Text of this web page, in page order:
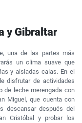
y Gibraltar
una de las partes más
un clima suave que
y aisladas calas. En el
disfrutar de actividades
de leche merengada con
Miguel, que cuenta con
descansar después del
Cristóbal y probar los